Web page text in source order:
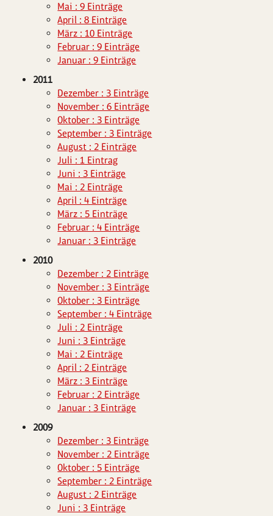
Mai : 9 Einträge
April : 8 Einträge
März : 10 Einträge
Februar : 9 Einträge
Januar : 9 Einträge
2011
Dezember : 3 Einträge
November : 6 Einträge
Oktober : 3 Einträge
September : 3 Einträge
August : 2 Einträge
Juli : 1 Eintrag
Juni : 3 Einträge
Mai : 2 Einträge
April : 4 Einträge
März : 5 Einträge
Februar : 4 Einträge
Januar : 3 Einträge
2010
Dezember : 2 Einträge
November : 3 Einträge
Oktober : 3 Einträge
September : 4 Einträge
Juli : 2 Einträge
Juni : 3 Einträge
Mai : 2 Einträge
April : 2 Einträge
März : 3 Einträge
Februar : 2 Einträge
Januar : 3 Einträge
2009
Dezember : 3 Einträge
November : 2 Einträge
Oktober : 5 Einträge
September : 2 Einträge
August : 2 Einträge
Juni : 3 Einträge